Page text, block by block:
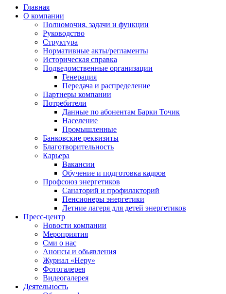
Главная
О компании
Полномочия, задачи и функции
Руководство
Структура
Нормативные акты/регламенты
Историческая справка
Подведомственные организации
Генерация
Передача и распределение
Партнеры компании
Потребители
Данные по абонентам Барки Точик
Население
Промышленные
Банковские реквизиты
Благотворительность
Карьера
Вакансии
Обучение и подготовка кадров
Профсоюз энергетиков
Санаторий и профилакторий
Пенсионеры энергетики
Летние лагеря для детей энергетиков
Пресс-центр
Новости компании
Мероприятия
Сми о нас
Анонсы и обьявления
Журнал «Неру»
Фотогалерея
Видеогалерея
Деятельность